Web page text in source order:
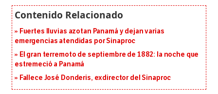
Fuertes lluvias azotan Panamá y dejan varias
emergencias atendidas por Sinaproc
El gran terremoto de septiembre de 1882: la noche que
estremeció a Panamá
Fallece José Donderis, exdirector del Sinaproc